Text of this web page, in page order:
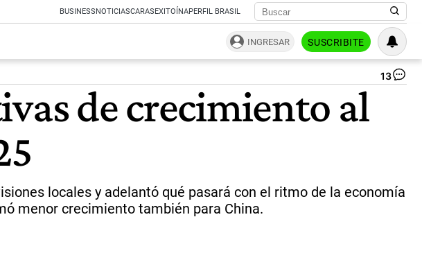
BUSINESSNOTICIASCARASEXITOÍNAPERFIL BRASIL
INGRESAR SUSCRIBITE
13
de crecimiento al
locales y adelantó qué pasará con el ritmo de la economía
menor crecimiento también para China.